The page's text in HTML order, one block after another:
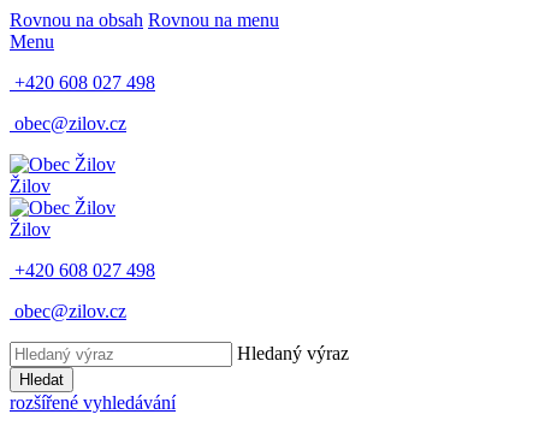
Rovnou na obsah Rovnou na menu
Menu
+420 608 027 498
obec@zilov.cz
Žilov
Žilov
+420 608 027 498
obec@zilov.cz
Hledaný výraz
Hledat
rozšířené vyhledávání